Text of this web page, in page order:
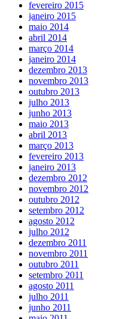
fevereiro 2015
janeiro 2015
maio 2014
abril 2014
março 2014
janeiro 2014
dezembro 2013
novembro 2013
outubro 2013
julho 2013
junho 2013
maio 2013
abril 2013
março 2013
fevereiro 2013
janeiro 2013
dezembro 2012
novembro 2012
outubro 2012
setembro 2012
agosto 2012
julho 2012
dezembro 2011
novembro 2011
outubro 2011
setembro 2011
agosto 2011
julho 2011
junho 2011